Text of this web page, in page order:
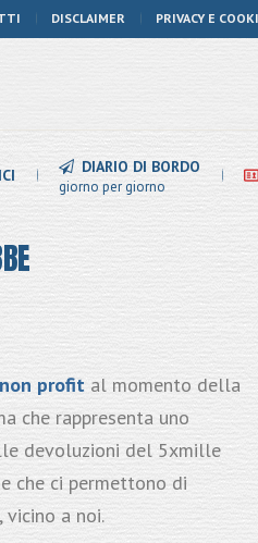
DISCLAIMER PRIVACY E
DIARIO DI BORDO
giorno per giorno
profit al momento della
che rappresenta uno
devoluzioni del 5xmille
che ci permettono di
a noi.